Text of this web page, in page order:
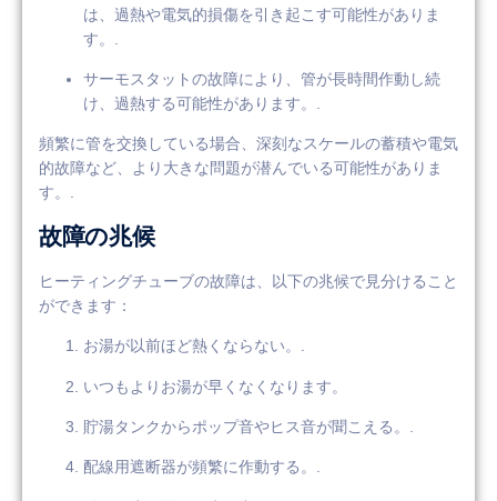
は、過熱や電気的損傷を引き起こす可能性がありま
す。.
サーモスタットの故障により、管が長時間作動し続
け、過熱する可能性があります。.
頻繁に管を交換している場合、深刻なスケールの蓄積や電気
的故障など、より大きな問題が潜んでいる可能性がありま
す。.
故障の兆候
ヒーティングチューブの故障は、以下の兆候で見分けること
ができます：
お湯が以前ほど熱くならない。.
いつもよりお湯が早くなくなります。
貯湯タンクからポップ音やヒス音が聞こえる。.
配線用遮断器が頻繁に作動する。.